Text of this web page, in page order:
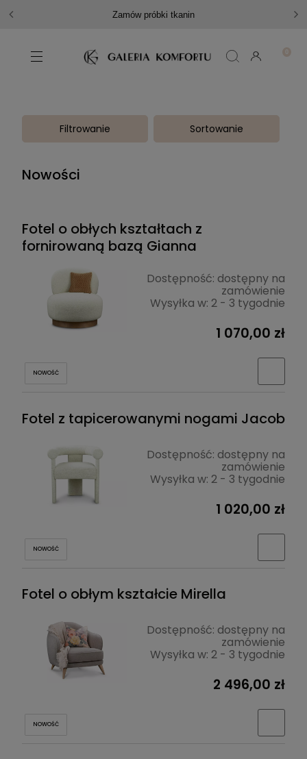
Zamów próbki tkanin
Filtrowanie Sortowanie
Nowości
Fotel o obłych kształtach z
fornirowaną bazą Gianna
Dostępność: dostępny na
zamówienie
Wysyłka w: 2 - 3 tygodnie
1 070,00 zł
NOWOŚĆ
Fotel z tapicerowanymi nogami Jacob
Dostępność: dostępny na
zamówienie
Wysyłka w: 2 - 3 tygodnie
1 020,00 zł
NOWOŚĆ
Fotel o obłym kształcie Mirella
Dostępność: dostępny na
zamówienie
Wysyłka w: 2 - 3 tygodnie
2 496,00 zł
NOWOŚĆ